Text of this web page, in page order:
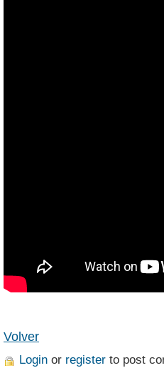
Volver
Login or register to post